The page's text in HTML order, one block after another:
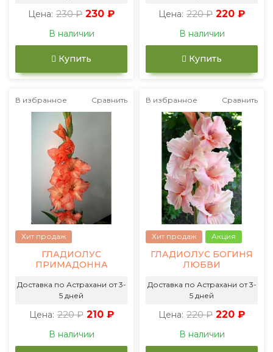
Цена: 230 ₽ 230 ₽
В наличии
Купить
Цена: 220 ₽ 220 ₽
В наличии
Купить
В избранное Сравнить
Хит продаж
ГЛАДИОЛУС
ПРИМАДОННА
Доставка по Астрахани от 3-
5 дней
Цена: 220 ₽ 210 ₽
В наличии
В избранное Сравнить
Хит продаж Акция
ГЛАДИОЛУС БОГИНЯ
ЛЮБВИ
Доставка по Астрахани от 3-
5 дней
Цена: 220 ₽ 220 ₽
В наличии